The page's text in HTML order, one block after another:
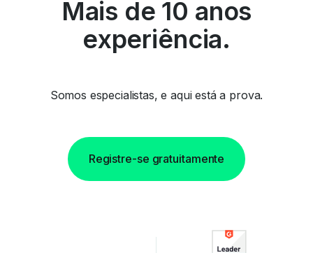
Mais de 10 anos
experiência.
Somos especialistas, e aqui está a prova.
Registre-se gratuitamente